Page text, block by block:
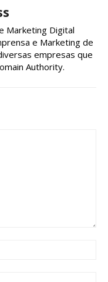
Marketing Digital
e Marketing de
empresas que
Authority.